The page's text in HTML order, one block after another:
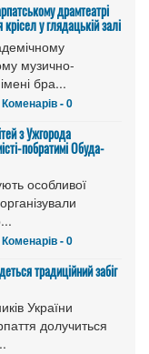
драмтеатрі
у глядацькій залі
музично-
бра...
Коменарів - 0
з Ужгорода
побратимі Обуда-
особливої
Коменарів - 0
традиційний забіг
України
долучиться